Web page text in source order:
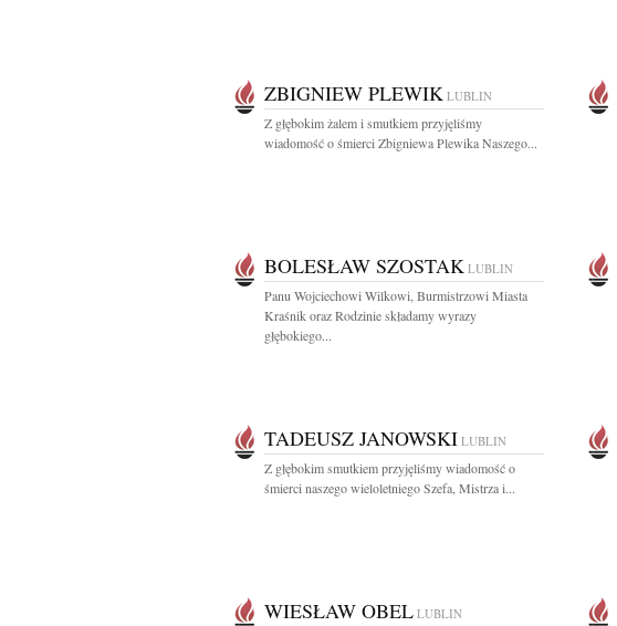
ZBIGNIEW PLEWIK LUBLIN
Z głębokim żalem i smutkiem przyjęliśmy
wiadomość o śmierci Zbigniewa Plewika Naszego...
BOLESŁAW SZOSTAK LUBLIN
Panu Wojciechowi Wilkowi, Burmistrzowi Miasta
Kraśnik oraz Rodzinie składamy wyrazy
głębokiego...
TADEUSZ JANOWSKI LUBLIN
Z głębokim smutkiem przyjęliśmy wiadomość o
śmierci naszego wieloletniego Szefa, Mistrza i...
WIESŁAW OBEL LUBLIN